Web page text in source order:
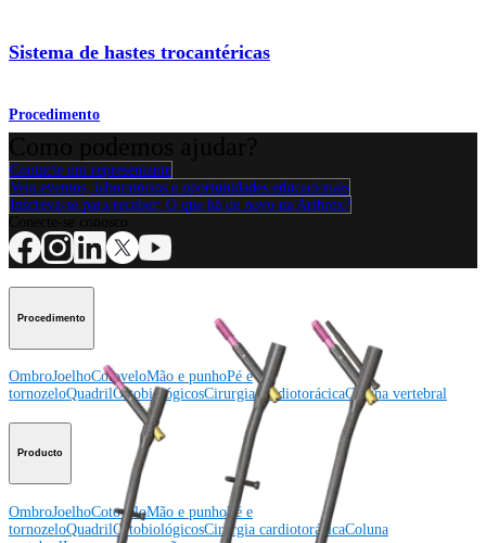
Sistema de hastes trocantéricas
Procedimento
Contacte um representante
Veja eventos, laboratórios e oportunidades educacionais
Inscreva-se para receber: O que há de novo na Arthrex?
Procedimento
OmbroJoelhoCotoveloMão e punhoPé e
tornozeloQuadrilOrtobiológicosCirurgia cardiotorácicaColuna vertebral
Producto
OmbroJoelhoCotoveloMão e punhoPé e
tornozeloQuadrilOrtobiológicosCirurgia cardiotorácicaColuna